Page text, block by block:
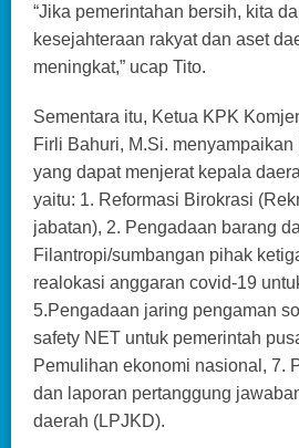
“Jika pemerintahan bersih, kita
kesejahteraan rakyat dan aset
meningkat,” ucap Tito.
Sementara itu, Ketua KPK
Firli Bahuri, M.Si.
yang dapat menjerat kepala
yaitu: 1. Reformasi Birokrasi
jabatan), 2. Pengadaan barang
Filantropi/sumbangan pihak
realokasi anggaran covid-19
5.Pengadaan jaring pengaman
safety NET untuk pemerintah
Pemulihan ekonomi nasional, 7.
dan laporan pertanggung
daerah (LPJKD).